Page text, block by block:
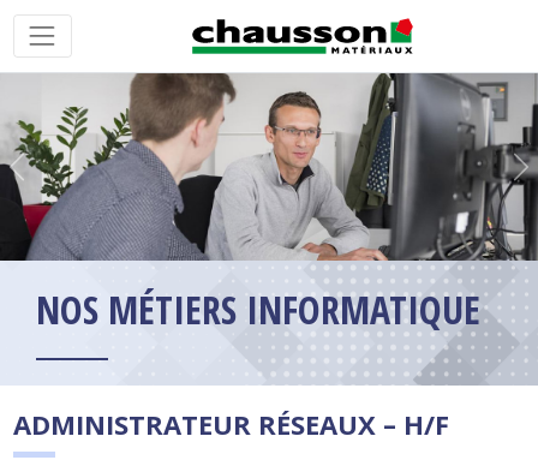
Précédent
NOS MÉTIERS INFORMATIQUE
ADMINISTRATEUR RÉSEAUX – H/F